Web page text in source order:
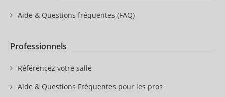
Aide & Questions fréquentes (FAQ)
Professionnels
Référencez votre salle
Aide & Questions Fréquentes pour les pros